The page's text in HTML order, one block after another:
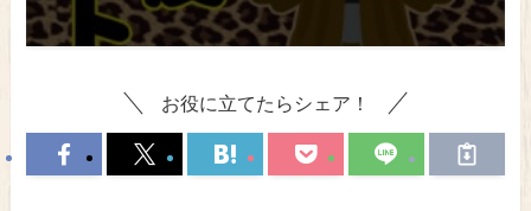
お役に立てたらシェア！